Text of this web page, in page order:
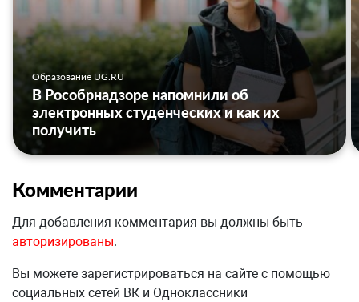
Образование UG.RU
В Рособрнадзоре напомнили об
электронных студенческих и как их
получить
Комментарии
Для добавления комментария вы должны быть
авторизированы.
Вы можете зарегистрироваться на сайте с помощью
социальных сетей ВК и Одноклассники